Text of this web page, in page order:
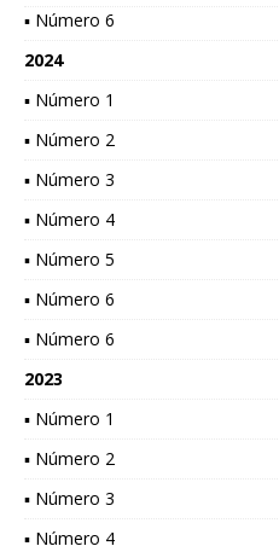
▪ Número 6
2024
▪ Número 1
▪ Número 2
▪ Número 3
▪ Número 4
▪ Número 5
▪ Número 6
▪ Número 6
2023
▪ Número 1
▪ Número 2
▪ Número 3
▪ Número 4